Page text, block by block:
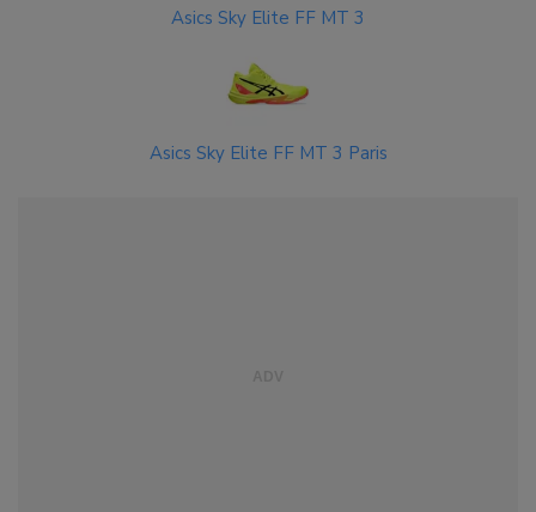
Asics Sky Elite FF MT 3
Asics Sky Elite FF MT 3 Paris